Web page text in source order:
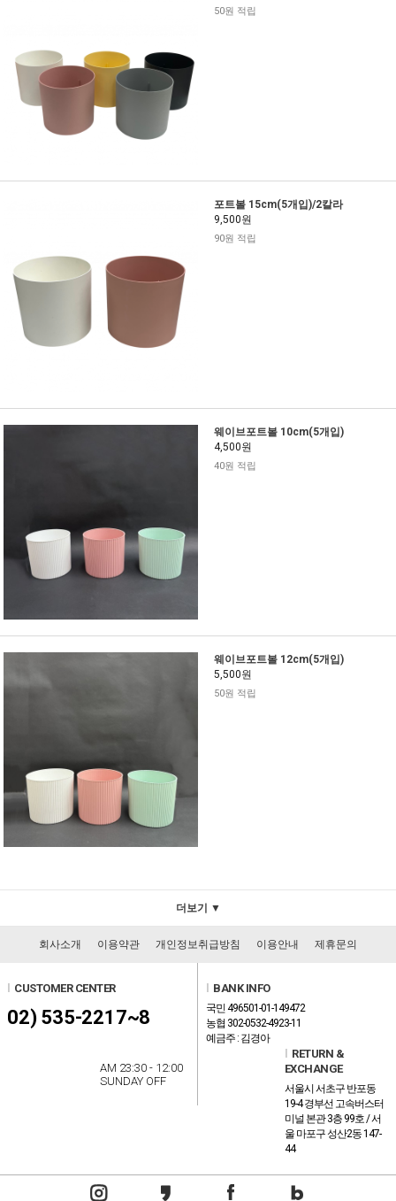
50원 적립
포트볼 15cm(5개입)/2칼라
9,500원
90원 적립
웨이브포트볼 10cm(5개입)
4,500원
40원 적립
웨이브포트볼 12cm(5개입)
5,500원
50원 적립
더보기 ▼
회사소개 이용약관 개인정보취급방침 이용안내 제휴문의
CUSTOMER CENTER
02) 535-2217~8
AM 23:30 - 12:00
SUNDAY OFF
BANK INFO
국민 496501-01-149472
농협 302-0532-4923-11
예금주 : 김경아
RETURN &
EXCHANGE
서울시 서초구 반포동
19-4 경부선 고속버스터
미널 본관 3층 99호 / 서
울 마포구 성산2동 147-
44